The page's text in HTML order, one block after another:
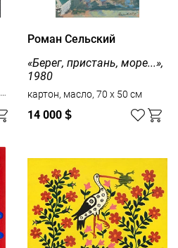
Роман Сельский
«Берег, пристань, море...»,
1980
картон, масло, 70 x 50 см
14 000 $